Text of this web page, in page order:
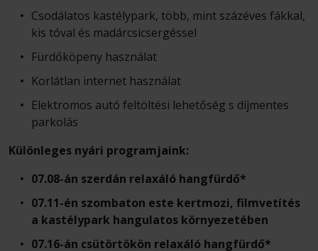
Csodálatos kastélypark, több, mint százéves fákkal,
kis tóval és madárcsicsergéssel
Fürdőköpeny használat
Korlátlan internet használat
Elektromos autó feltöltési lehetőség s díjmentes
parkolás
Különleges nyári programjaink:
07.08-án szerdán relaxáló hangfürdő*
07.11-én szombaton este kertmozi, filmvetítés
a kastélypark hangulatos környezetében
07.16-án csütörtökön relaxáló hangfürdő*